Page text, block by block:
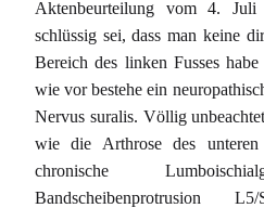
Aktenbeurteilung vom 4.
schlüssig sei, dass man keine
Bereich des linken Fusses
wie vor bestehe ein
Nervus suralis. Völlig
wie die Arthrose des
chronische
Bandscheibenprotrusion